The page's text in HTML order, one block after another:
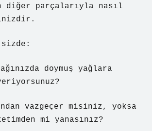
parçalarıyla nasıl
doymuş yağlara
vazgeçer misiniz, yoksa
mi yanasınız?